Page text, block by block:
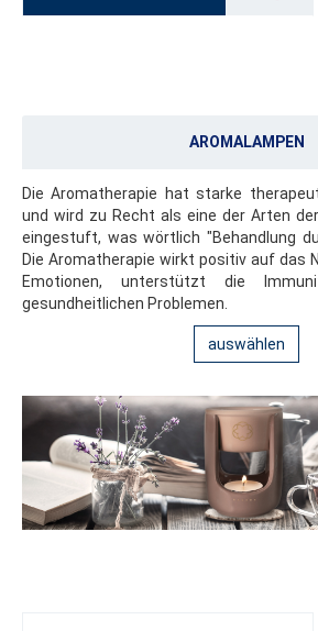
AROMALAMPEN
Die Aromatherapie hat starke
und wird zu Recht als eine der Arten
eingestuft, was wörtlich "Behandlung
Die Aromatherapie wirkt positiv auf das
Emotionen, unterstützt die
gesundheitlichen Problemen.
auswählen